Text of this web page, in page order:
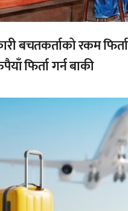
बचतकर्ताको रकम
फिर्ता गर्न बाकी